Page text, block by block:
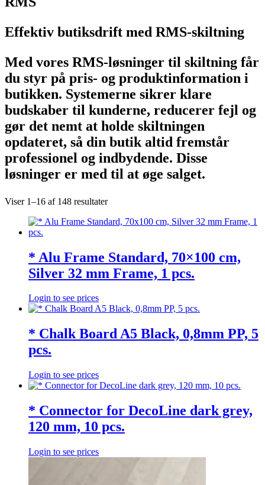
Effektiv butiksdrift med RMS-skiltning
Med vores RMS-løsninger til skiltning får
du styr på pris- og produktinformation i
butikken. Systemerne sikrer klare
budskaber til kunderne, reducerer fejl og
gør det nemt at holde skiltningen
opdateret, så din butik altid fremstår
professionel og indbydende. Disse
løsninger er med til at øge salget.
Viser 1–16 af 148 resultater
* Alu Frame Standard, 70×100 cm,
Silver 32 mm Frame, 1 pcs.
Login to see prices
* Chalk Board A5 Black, 0,8mm PP, 5
pcs.
Login to see prices
* Connector for DecoLine dark grey,
120 mm, 10 pcs.
Login to see prices